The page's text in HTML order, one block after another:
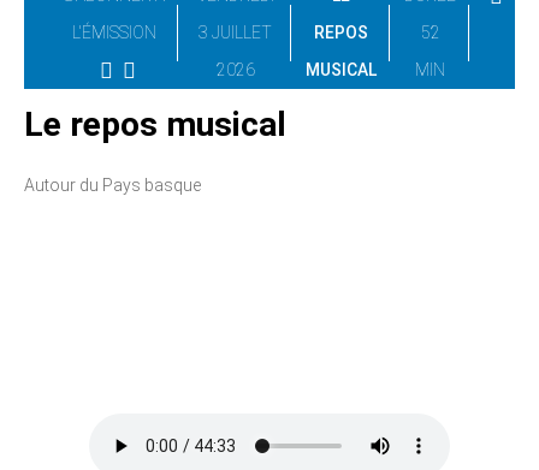
L'ÉMISSION
3 JUILLET
2026
REPOS
MUSICAL
52
MIN
Le repos musical
Autour du Pays basque